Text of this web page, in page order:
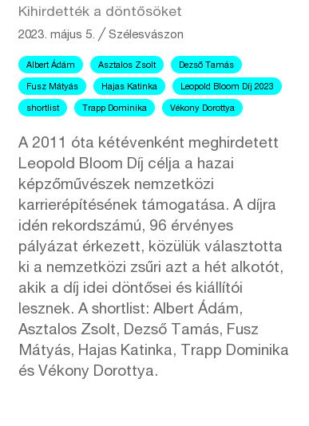
Kihirdették a döntősöket
2023. május 5. ╱Szélesvászon
Albert Ádám Asztalos Zsolt Dezső Tamás
Fusz Mátyás Hajas Katinka Leopold Bloom Díj 2023
shortlist Trapp Dominika Vékony Dorottya
A 2011 óta kétévenként meghirdetett
Leopold Bloom Díj célja a hazai
képzőművészek nemzetközi
karrierépítésének támogatása. A díjra
idén rekordszámú, 96 érvényes
pályázat érkezett, közülük választotta
ki a nemzetközi zsűri azt a hét alkotót,
akik a díj idei döntősei és kiállítói
lesznek. A shortlist: Albert Ádám,
Asztalos Zsolt, Dezső Tamás, Fusz
Mátyás, Hajas Katinka, Trapp Dominika
és Vékony Dorottya.